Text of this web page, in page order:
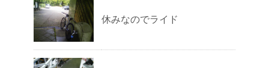
休みなのでライド